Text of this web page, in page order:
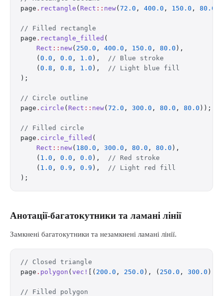
page . rectangle ( Rect :: new( 72.0 , 400.0 , 150.0 , 80.0
// Filled rectangle
page . rectangle_filled (
    Rect
:: new( 250.0 , 400.0 , 150.0 , 80.0 ),
    (
0.0 , 0.0 , 1.0 ), // Blue stroke
    (
0.8 , 0.8 , 1.0 ), // Light blue fill
);
// Circle outline
page . circle ( Rect :: new( 72.0 , 300.0 , 80.0 , 80.0 ));
// Filled circle
page . circle_filled (
    Rect
:: new( 180.0 , 300.0 , 80.0 , 80.0 ),
    (
1.0 , 0.0 , 0.0 ), // Red stroke
    (
1.0 , 0.9 , 0.9 ), // Light red fill
);
Анотації-багатокутники та ламані лінії
Замкнені багатокутники та незамкнені ламані лінії.
// Closed triangle
page . polygon ( vec! [( 200.0 , 250.0 ), ( 250.0 , 300.0 ), (
// Filled polygon